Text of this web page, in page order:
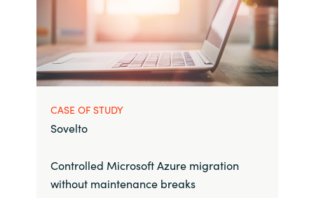
CASE OF STUDY
Sovelto
Controlled Microsoft Azure migration
without maintenance breaks